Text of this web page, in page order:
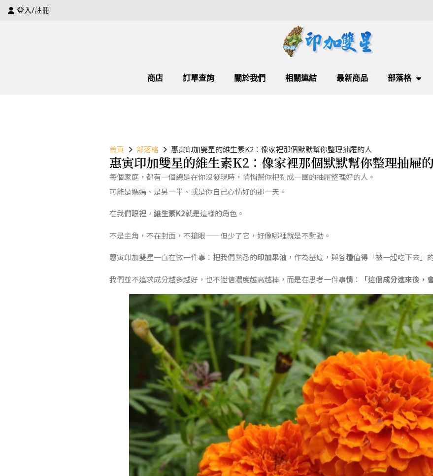
登入/註冊
商店 訂單查詢 關於我們 相關連結 最新商品 部落格
首頁 部落格 惠寅印加雙星的維生素K2：像家裡那個默默幫你整理抽屜的人
惠寅印加雙星的維生素K2：像家裡那個默默幫你整理抽屜
每個家庭，都有一個總是在你沒發現時，悄悄幫你把亂成一團的抽屜整理好的人。
可能是媽媽、是另一半、或是你自己心情好的那一天。
在我們眼裡， 維生素K2就是這樣的角色。
不是主角，不在封面，不搶眼——但少了它，好像哪裡就是不對勁。
惠寅印加雙星一直在做一件事：把我們熟悉的印加果油 ，作為基底，與各種值得「被一起吃下去」
我們並不追求成分越多越好，也不迷信濃度越高越棒，而是在思考一件事情： 「這個成分進來後，